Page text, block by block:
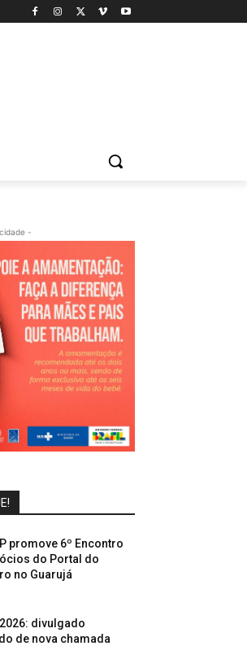
-
promove 6º Encontro
do Portal do
no Guarujá
divulgado
de nova chamada